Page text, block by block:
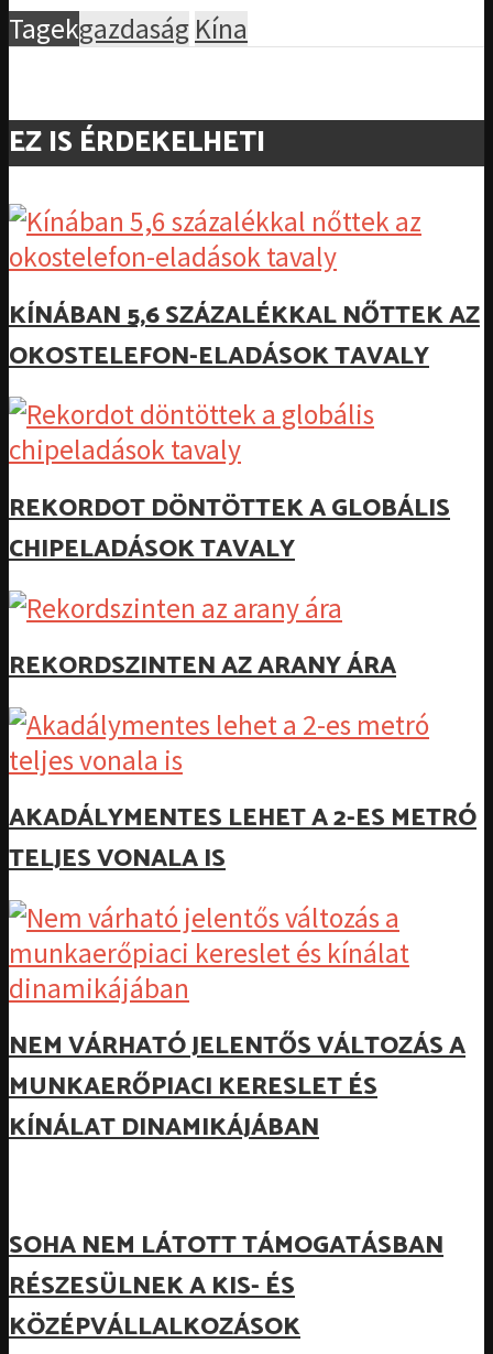
Tagekgazdaság Kína
EZ IS ÉRDEKELHETI
KÍNÁBAN 5,6 SZÁZALÉKKAL NŐTTEK AZ
OKOSTELEFON-ELADÁSOK TAVALY
REKORDOT DÖNTÖTTEK A GLOBÁLIS
CHIPELADÁSOK TAVALY
REKORDSZINTEN AZ ARANY ÁRA
AKADÁLYMENTES LEHET A 2-ES METRÓ
TELJES VONALA IS
NEM VÁRHATÓ JELENTŐS VÁLTOZÁS A
MUNKAERŐPIACI KERESLET ÉS
KÍNÁLAT DINAMIKÁJÁBAN
SOHA NEM LÁTOTT TÁMOGATÁSBAN
RÉSZESÜLNEK A KIS- ÉS
KÖZÉPVÁLLALKOZÁSOK